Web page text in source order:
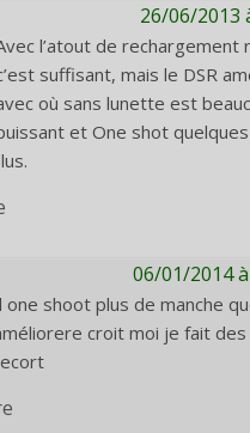
26/06/2013
l’atout de rechargement
suffisant, mais le DSR
où sans lunette est
et One shot quelques
06/01/2014
one shoot plus de manche
croit moi je fait